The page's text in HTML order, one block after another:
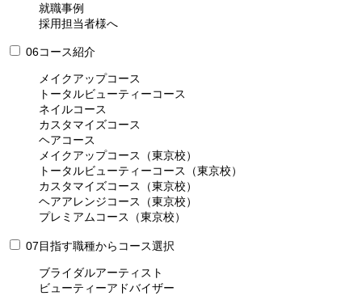
就職事例
採用担当者様へ
06コース紹介
メイクアップコース
トータルビューティーコース
ネイルコース
カスタマイズコース
ヘアコース
メイクアップコース（東京校）
トータルビューティーコース（東京校）
カスタマイズコース（東京校）
ヘアアレンジコース（東京校）
プレミアムコース（東京校）
07目指す職種からコース選択
ブライダルアーティスト
ビューティーアドバイザー